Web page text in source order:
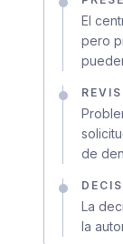
El
pero
de
La
la